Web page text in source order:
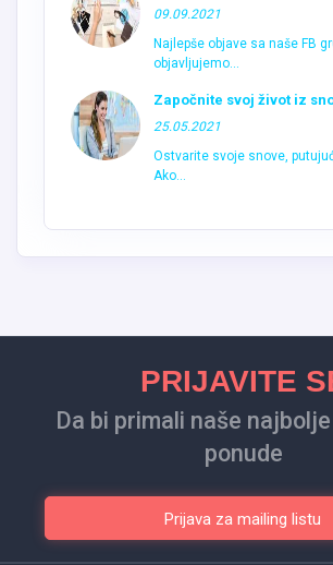
09.09.2021
Najlepše objave sa naše FB
objavljujemo...
Započnite svoj život iz
25.05.2021
Ostvarite svoje snove,
Ako...
PRIJAVITE
Da bi primali naše
ponude
Prijava za mailing listu